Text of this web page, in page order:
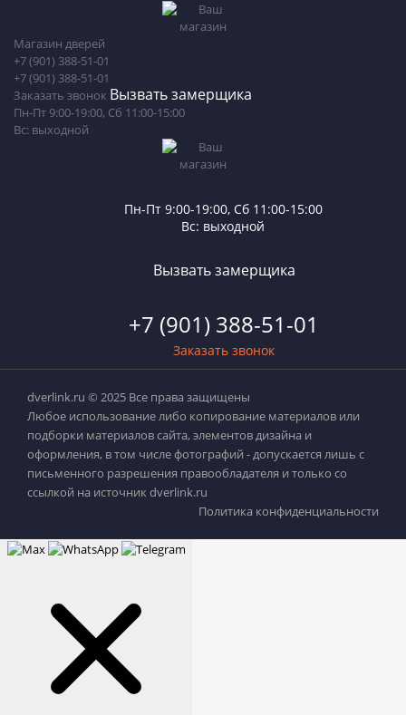
Магазин дверей
+7 (901) 388-51-01
+7 (901) 388-51-01
Заказать звонок Вызвать замерщика
Пн-Пт 9:00-19:00, Сб 11:00-15:00
Вс: выходной
Пн-Пт 9:00-19:00, Сб 11:00-15:00
Вс: выходной
Вызвать замерщика
+7 (901) 388-51-01
Заказать звонок
dverlink.ru © 2025 Все права защищены
Любое использование либо копирование материалов или
подборки материалов сайта, элементов дизайна и
оформления, в том числе фотографий - допускается лишь с
письменного разрешения правообладателя и только со
ссылкой на источник dverlink.ru
Политика конфиденциальности